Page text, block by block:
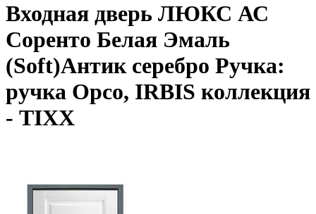
Входная дверь ЛЮКС АС
Соренто Белая Эмаль
(Soft)Антик серебро Ручка:
ручка Орсо, IRBIS коллекция
- TIXX